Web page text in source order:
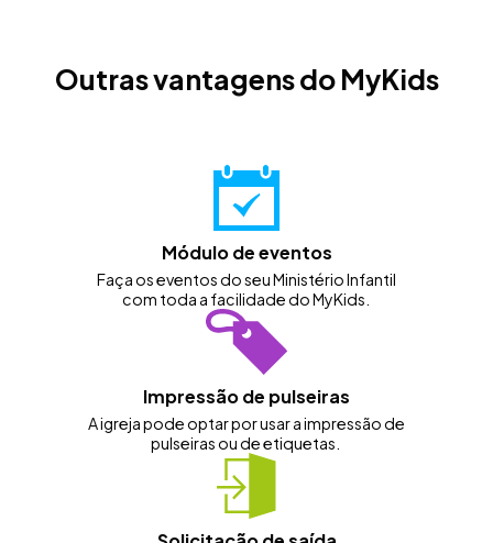
Outras vantagens do MyKids
Módulo de eventos
Faça os eventos do seu Ministério Infantil
com toda a facilidade do MyKids.
Impressão de pulseiras
A igreja pode optar por usar a impressão de
pulseiras ou de etiquetas.